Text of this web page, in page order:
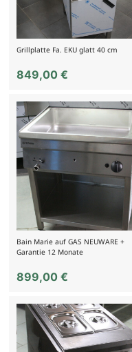
Grillplatte Fa. EKU glatt 40 cm
849,00 €
Bain Marie auf GAS NEUWARE +
Garantie 12 Monate
899,00 €